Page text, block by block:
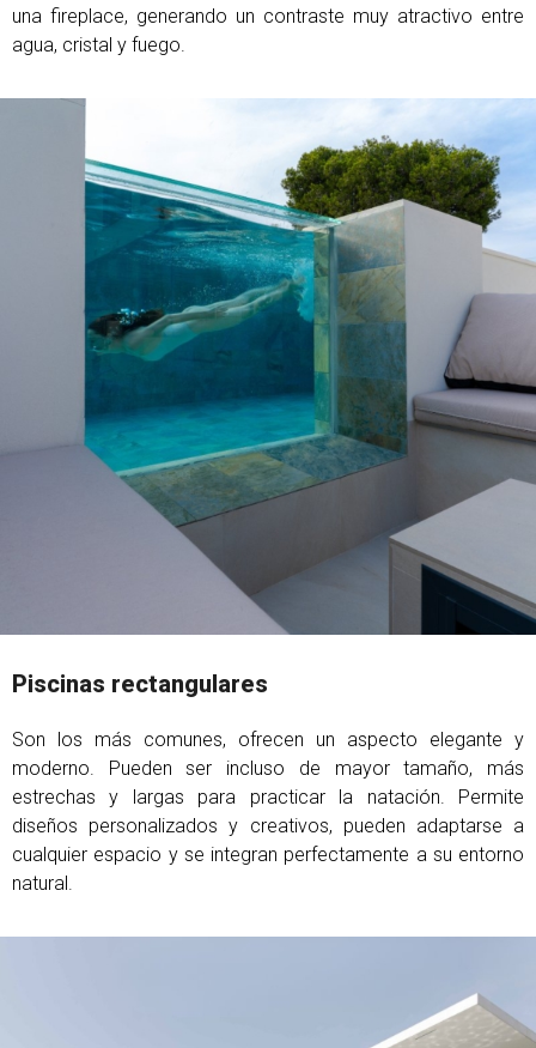
una fireplace, generando un contraste muy atractivo entre
agua, cristal y fuego.
Piscinas rectangulares
Son los más comunes, ofrecen un aspecto elegante y
moderno. Pueden ser incluso de mayor tamaño, más
estrechas y largas para practicar la natación. Permite
diseños personalizados y creativos, pueden adaptarse a
cualquier espacio y se integran perfectamente a su entorno
natural.